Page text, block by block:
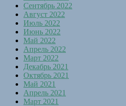
Сентябрь 2022
Август 2022
Июль 2022
Июнь 2022
Май 2022
Апрель 2022
Март 2022
Декабрь 2021
Октябрь 2021
Май 2021
Апрель 2021
Март 2021